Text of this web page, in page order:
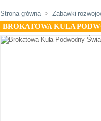
Strona główna > Zabawki
BROKATOWA KULA